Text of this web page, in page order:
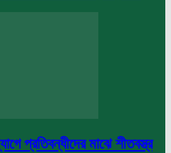
প্রতিবন্ধীদের মাঝে শীতবস্ত্র